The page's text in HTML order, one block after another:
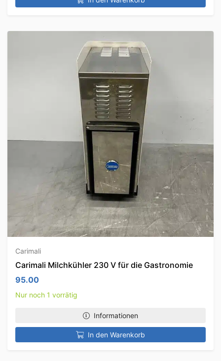
Carimali
Carimali Milchkühler 230 V für die Gastronomie
95.00
Nur noch 1 vorrätig
Informationen
In den Warenkorb